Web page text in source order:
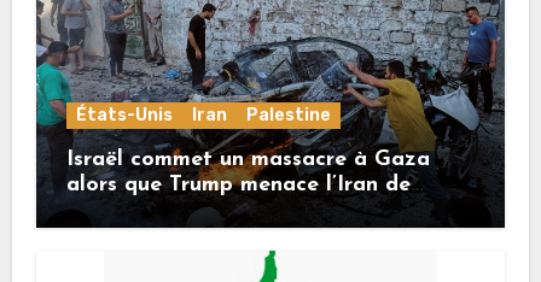
États-Unis Iran Palestine
Israël commet un massacre à Gaza
alors que Trump menace l’Iran de
«décapitation»